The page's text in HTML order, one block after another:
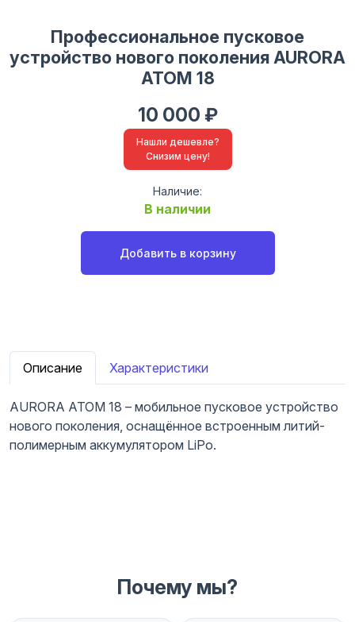
Профессиональное пусковое
устройство нового поколения AURORA
ATOM 18
10 000 ₽
Нашли дешевле?
Снизим цену!
Наличие:
В наличии
Добавить в корзину
Описание Характеристики
AURORA ATOM 18 – мобильное пусковое устройство
нового поколения, оснащённое встроенным литий-
полимерным аккумулятором LiPo.
Почему мы?